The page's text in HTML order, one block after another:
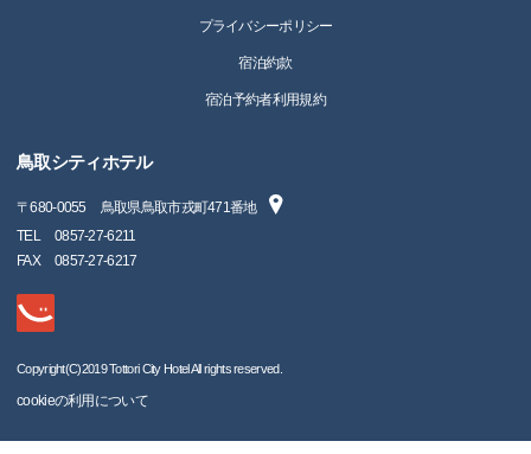
プライバシーポリシー
宿泊約款
宿泊予約者利用規約
鳥取シティホテル
〒680-0055
鳥取県鳥取市戎町471番地
TEL
0857-27-6211
FAX
0857-27-6217
Copyright(C)2019 Tottori City Hotel All rights reserved.
cookieの利用について